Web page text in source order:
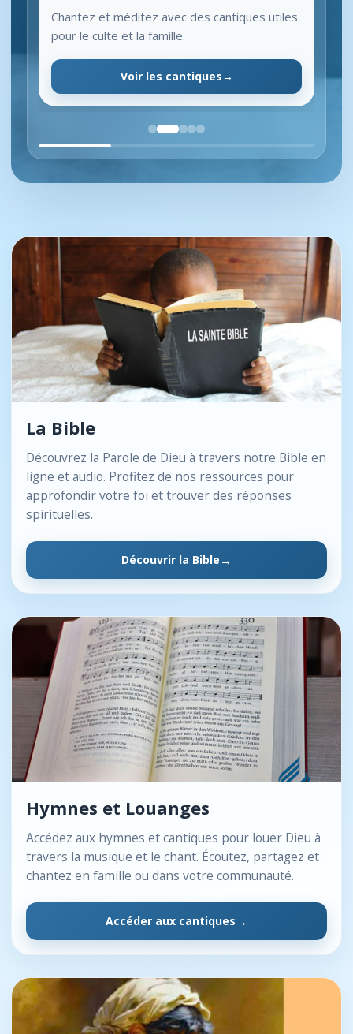
Chantez et méditez avec des cantiques utiles
pour le culte et la famille.
Voir les cantiques
La Bible
Découvrez la Parole de Dieu à travers notre Bible en
ligne et audio. Profitez de nos ressources pour
approfondir votre foi et trouver des réponses
spirituelles.
Découvrir la Bible
Hymnes et Louanges
Accédez aux hymnes et cantiques pour louer Dieu à
travers la musique et le chant. Écoutez, partagez et
chantez en famille ou dans votre communauté.
Accéder aux cantiques